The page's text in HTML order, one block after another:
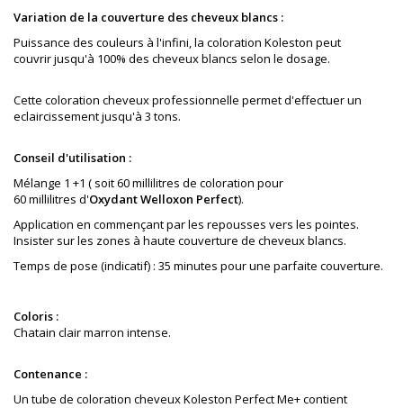
Variation de la couverture des cheveux blancs :
Puissance des couleurs à l'infini, la coloration Koleston peut
couvrir jusqu'à 100% des cheveux blancs selon le dosage.
Cette coloration cheveux professionnelle permet d'effectuer un
eclaircissement jusqu'à 3 tons.
Conseil d'utilisation :
Mélange 1 +1 ( soit 60 millilitres de coloration pour
60 millilitres d'Oxydant Welloxon Perfect).
Application en commençant par les repousses vers les pointes.
Insister sur les zones à haute couverture de cheveux blancs.
Temps de pose (indicatif) : 35 minutes pour une parfaite couverture.
Coloris :
Chatain clair marron intense.
Contenance :
Un tube de coloration cheveux Koleston Perfect Me+ contient